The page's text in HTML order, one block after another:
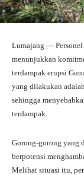
Lumajang — Personel
menunjukkan
terdampak erupsi
yang dilakukan
sehingga
terdampak.
Gorong-gorong yang
berpotensi
Melihat situasi itu,